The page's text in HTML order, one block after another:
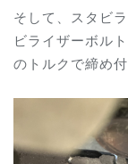
そして、スタビ
ビライザーボル
のトルクで締め付